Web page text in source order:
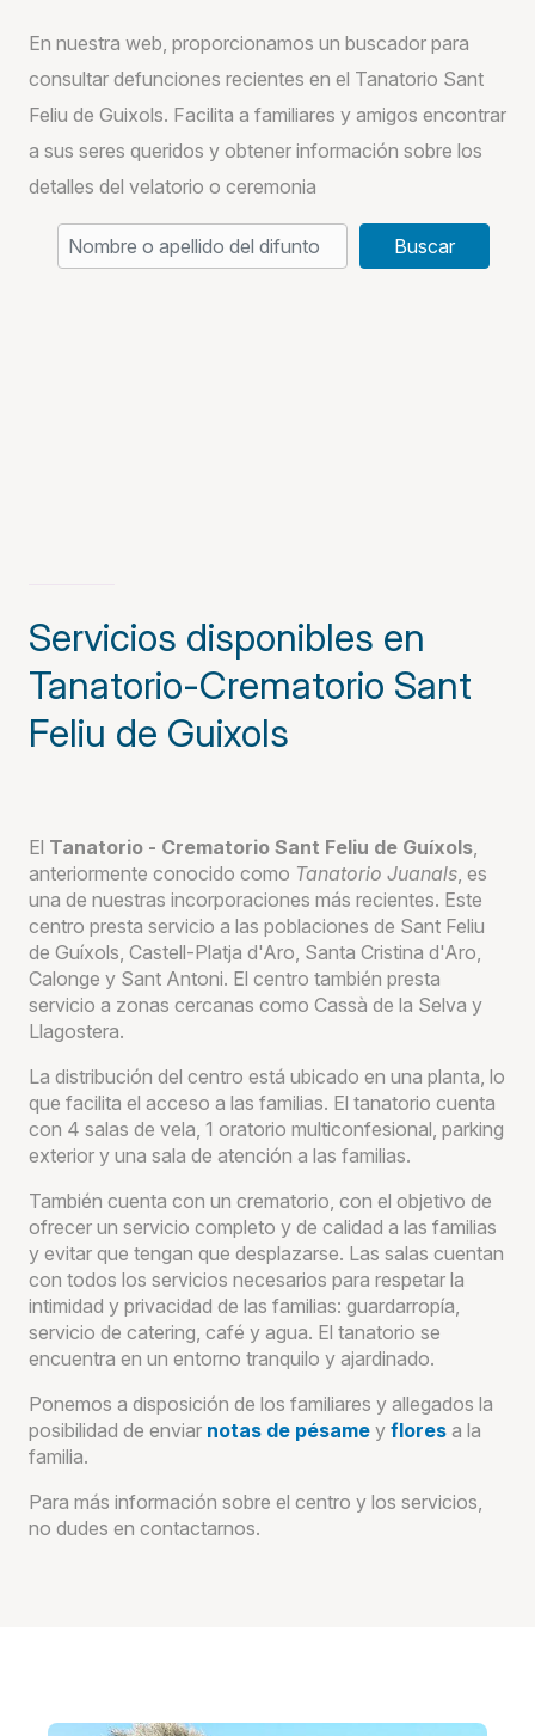
En nuestra web, proporcionamos un buscador para
consultar defunciones recientes en el Tanatorio Sant
Feliu de Guixols. Facilita a familiares y amigos encontrar
a sus seres queridos y obtener información sobre los
detalles del velatorio o ceremonia
Buscar
Servicios disponibles en
Tanatorio-Crematorio Sant
Feliu de Guixols
El Tanatorio - Crematorio Sant Feliu de Guíxols,
anteriormente conocido como Tanatorio Juanals, es
una de nuestras incorporaciones más recientes. Este
centro presta servicio a las poblaciones de Sant Feliu
de Guíxols, Castell-Platja d'Aro, Santa Cristina d'Aro,
Calonge y Sant Antoni. El centro también presta
servicio a zonas cercanas como Cassà de la Selva y
Llagostera.
La distribución del centro está ubicado en una planta, lo
que facilita el acceso a las familias. El tanatorio cuenta
con 4 salas de vela, 1 oratorio multiconfesional, parking
exterior y una sala de atención a las familias.
También cuenta con un crematorio, con el objetivo de
ofrecer un servicio completo y de calidad a las familias
y evitar que tengan que desplazarse. Las salas cuentan
con todos los servicios necesarios para respetar la
intimidad y privacidad de las familias: guardarropía,
servicio de catering, café y agua. El tanatorio se
encuentra en un entorno tranquilo y ajardinado.
Ponemos a disposición de los familiares y allegados la
posibilidad de enviar notas de pésame y flores a la
familia.
Para más información sobre el centro y los servicios,
no dudes en contactarnos.